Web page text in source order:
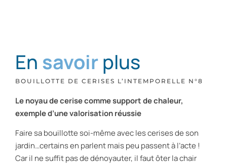
En savoirplus
BOUILLOTTE DE CERISES L’INTEMPORELLE N°8
Le noyau de cerise comme support de chaleur,
exemple d’une valorisation réussie
Faire sa bouillotte soi-même avec les cerises de son
jardin…certains en parlent mais peu passent à l’acte !
Car il ne suffit pas de dénoyauter, il faut ôter la chair